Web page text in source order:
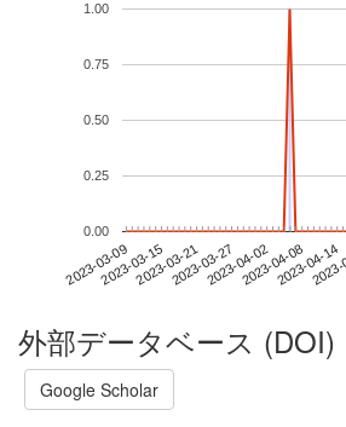
2023-03-092023-03-152023-03-212023-03-272023-04-022023-04-082023-04-14
0.00
0.25
0.50
0.75
1.00
外部データベース (DOI)
Google Scholar